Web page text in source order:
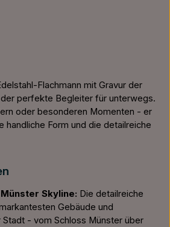
Flachmann mit Gravur der
perfekte Begleiter für unterwegs.
oder besonderen Momenten - er
handliche Form und die detailreiche
Skyline: Die detailreiche
Gebäude und
Stadt - vom Schloss Münster über